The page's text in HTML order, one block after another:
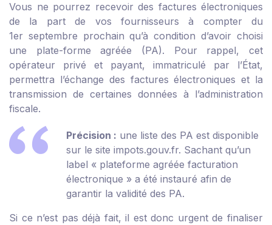
Vous ne pourrez recevoir des factures électroniques
de la part de vos fournisseurs à compter du
1er septembre prochain qu’à condition d’avoir choisi
une plate-forme agréée (PA). Pour rappel, cet
opérateur privé et payant, immatriculé par l’État,
permettra l’échange des factures électroniques et la
transmission de certaines données à l’administration
fiscale.
Précision : une liste des PA est disponible
sur le site impots.gouv.fr. Sachant qu’un
label « plateforme agréée facturation
électronique » a été instauré afin de
garantir la validité des PA.
Si ce n’est pas déjà fait, il est donc urgent de finaliser